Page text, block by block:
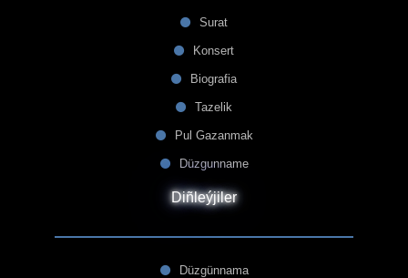
Surat
Konsert
Biografia
Tazelik
Pul Gazanmak
Düzgunname
Diñleýjiler
Düzgünnama